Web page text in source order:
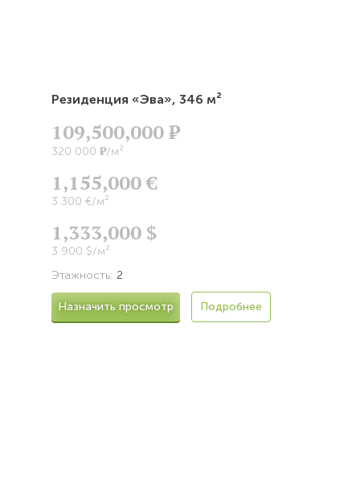
Резиденция «Эва», 346 м²
109,500,000Р
320 000 Р/м²
1,155,000 €
3 300 €/м²
1,333,000 $
3 900 $/м²
Этажность: 2
Назначить просмотр Подробнее